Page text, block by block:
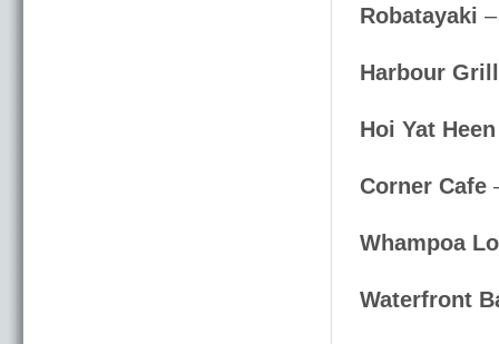
Robatayaki
Harbour Grill
Hoi Yat Heen
Corner Cafe
Whampoa
Waterfront